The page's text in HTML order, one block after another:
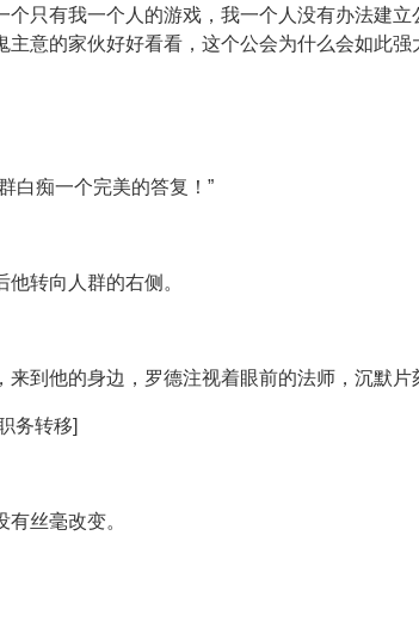
只有我一个人的游戏，我一个人没有办法建
意的家伙好好看看，这个公会为什么会如此
白痴一个完美的答复！”
转向人群的右侧。
到他的身边，罗德注视着眼前的法师，沉默
务转移]
丝毫改变。